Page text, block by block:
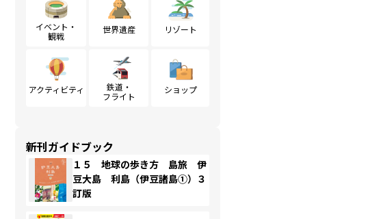
イベント・
観戦
世界遺産 リゾート
アクティビティ
鉄道・
フライト
ショップ
新刊ガイドブック
１５ 地球の歩き方 島旅 伊
豆大島 利島（伊豆諸島①）３
訂版